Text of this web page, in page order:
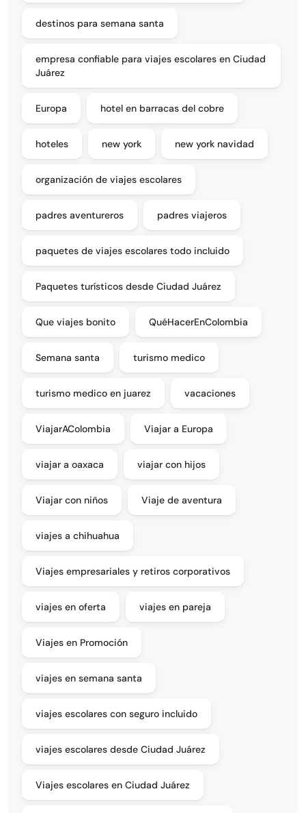
destinos para semana santa
empresa confiable para viajes escolares en Ciudad
Juárez
Europa hotel en barracas del cobre
hoteles new york new york navidad
organización de viajes escolares
padres aventureros padres viajeros
paquetes de viajes escolares todo incluido
Paquetes turísticos desde Ciudad Juárez
Que viajes bonito QuéHacerEnColombia
Semana santa turismo medico
turismo medico en juarez vacaciones
ViajarAColombia Viajar a Europa
viajar a oaxaca viajar con hijos
Viajar con niños Viaje de aventura
viajes a chihuahua
Viajes empresariales y retiros corporativos
viajes en oferta viajes en pareja
Viajes en Promoción
viajes en semana santa
viajes escolares con seguro incluido
viajes escolares desde Ciudad Juárez
Viajes escolares en Ciudad Juárez